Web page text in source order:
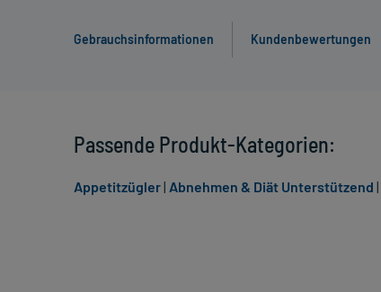
Gebrauchsinformationen Kundenbewertungen
Passende Produkt-Kategorien:
Appetitzügler| Abnehmen & Diät Unterstützend |